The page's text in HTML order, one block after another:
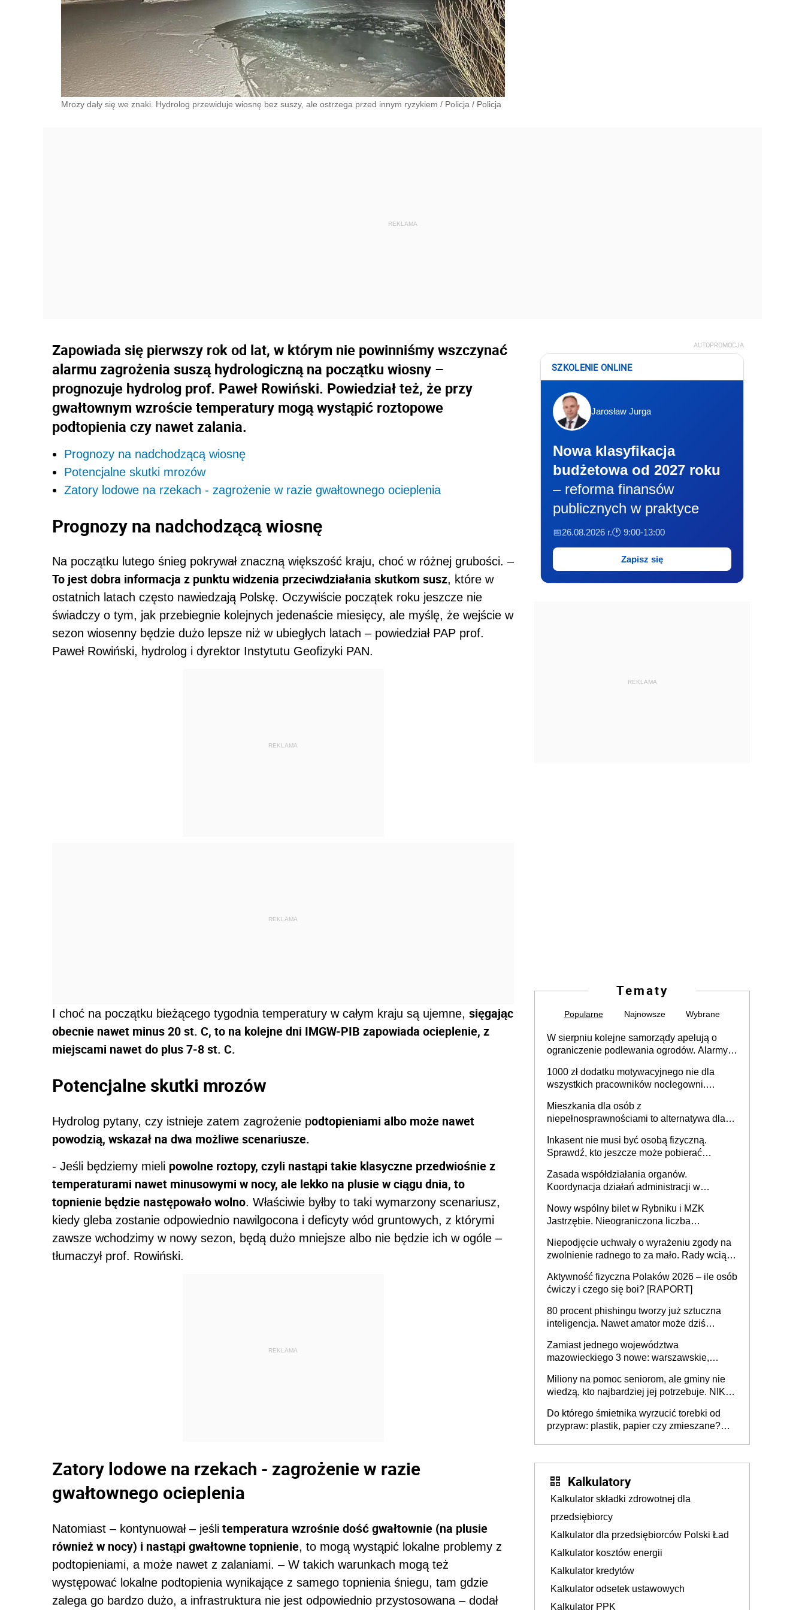
Mrozy dały się we znaki. Hydrolog przewiduje wiosnę bez suszy, ale ostrzega przed innym ryzykiem / Policja / Policja
Zapowiada się pierwszy rok od lat, w którym nie powinniśmy wszczynać
alarmu zagrożenia suszą hydrologiczną na początku wiosny –
prognozuje hydrolog prof. Paweł Rowiński. Powiedział też, że przy
gwałtownym wzroście temperatury mogą wystąpić roztopowe
podtopienia czy nawet zalania.
Prognozy na nadchodzącą wiosnę
Potencjalne skutki mrozów
Zatory lodowe na rzekach - zagrożenie w razie gwałtownego ocieplenia
Prognozy na nadchodzącą wiosnę
Na początku lutego śnieg pokrywał znaczną większość kraju, choć w różnej grubości. –
To jest dobra informacja z punktu widzenia przeciwdziałania skutkom susz, które w
ostatnich latach często nawiedzają Polskę. Oczywiście początek roku jeszcze nie
świadczy o tym, jak przebiegnie kolejnych jedenaście miesięcy, ale myślę, że wejście w
sezon wiosenny będzie dużo lepsze niż w ubiegłych latach – powiedział PAP prof.
Paweł Rowiński, hydrolog i dyrektor Instytutu Geofizyki PAN.
REKLAMA
REKLAMA
I choć na początku bieżącego tygodnia temperatury w całym kraju są ujemne, sięgając
obecnie nawet minus 20 st. C, to na kolejne dni IMGW-PIB zapowiada ocieplenie, z
miejscami nawet do plus 7-8 st. C.
Potencjalne skutki mrozów
Hydrolog pytany, czy istnieje zatem zagrożenie podtopieniami albo może nawet
powodzią, wskazał na dwa możliwe scenariusze.
- Jeśli będziemy mieli powolne roztopy, czyli nastąpi takie klasyczne przedwiośnie z
temperaturami nawet minusowymi w nocy, ale lekko na plusie w ciągu dnia, to
topnienie będzie następowało wolno. Właściwie byłby to taki wymarzony scenariusz,
kiedy gleba zostanie odpowiednio nawilgocona i deficyty wód gruntowych, z którymi
zawsze wchodzimy w nowy sezon, będą dużo mniejsze albo nie będzie ich w ogóle –
tłumaczył prof. Rowiński.
REKLAMA
Zatory lodowe na rzekach - zagrożenie w razie
gwałtownego ocieplenia
Natomiast – kontynuował – jeśli temperatura wzrośnie dość gwałtownie (na plusie
również w nocy) i nastąpi gwałtowne topnienie, to mogą wystąpić lokalne problemy z
podtopieniami, a może nawet z zalaniami. – W takich warunkach mogą też
występować lokalne podtopienia wynikające z samego topnienia śniegu, tam gdzie
zalega go bardzo dużo, a infrastruktura nie jest odpowiednio przystosowana – dodał
AUTOPROMOCJA
SZKOLENIE ONLINE
Jarosław Jurga
Nowa klasyfikacja
budżetowa od 2027 roku
– reforma finansów
publicznych w praktyce
📅26.08.2026 r.🕐 9:00-13:00
Zapisz się
REKLAMA
Tematy
Popularne Najnowsze Wybrane
W sierpniu kolejne samorządy apelują o
ograniczenie podlewania ogrodów. Alarmy w
może objąć cały kraj
1000 zł dodatku motywacyjnego nie dla
wszystkich pracowników noclegowni.
Mieszkania dla osób z
niepełnosprawnościami to alternatywa dla
samodzielnie lub z rodziną
Inkasent nie musi być osobą fizyczną.
Sprawdź, kto jeszcze może pobierać
Zasada współdziałania organów.
Koordynacja działań administracji w
Nowy wspólny bilet w Rybniku i MZK
Jastrzębie. Nieograniczona liczba
Niepodjęcie uchwały o wyrażeniu zgody na
zwolnienie radnego to za mało. Rady wciąż
rozstrzygać sprawy
Aktywność fizyczna Polaków 2026 – ile osób
ćwiczy i czego się boi? [RAPORT]
80 procent phishingu tworzy już sztuczna
inteligencja. Nawet amator może dziś
Zamiast jednego województwa
mazowieckiego 3 nowe: warszawskie,
Europie nie ma tak dużych jednostek
stołecznych
Miliony na pomoc seniorom, ale gminy nie
wiedzą, kto najbardziej jej potrzebuje. NIK
Do którego śmietnika wyrzucić torebki od
przypraw: plastik, papier czy zmieszane?
Kalkulatory
Kalkulator składki zdrowotnej dla
przedsiębiorcy
Kalkulator dla przedsiębiorców Polski Ład
Kalkulator kosztów energii
Kalkulator kredytów
Kalkulator odsetek ustawowych
Kalkulator PPK